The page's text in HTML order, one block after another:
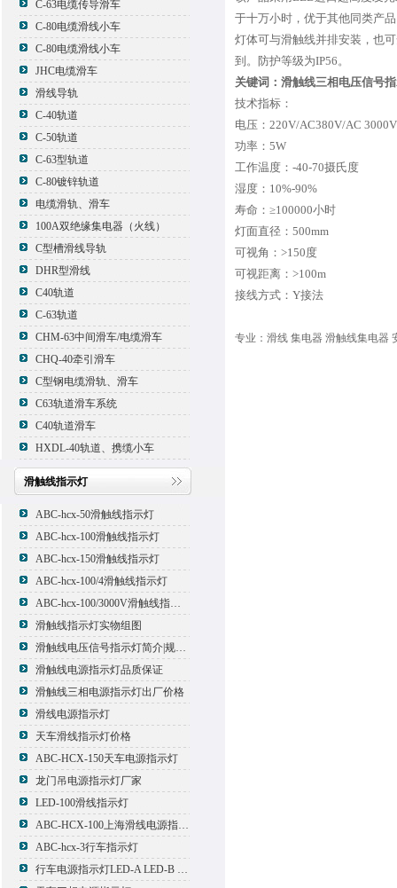
C-63电缆传导滑车
C-80电缆滑线小车
C-80电缆滑线小车
JHC电缆滑车
滑线导轨
C-40轨道
C-50轨道
C-63型轨道
C-80镀锌轨道
电缆滑轨、滑车
100A双绝缘集电器（火线）
C型槽滑线导轨
DHR型滑线
C40轨道
C-63轨道
CHM-63中间滑车/电缆滑车
CHQ-40牵引滑车
C型钢电缆滑轨、滑车
C63轨道滑车系统
C40轨道滑车
HXDL-40轨道、携缆小车
滑触线指示灯
ABC-hcx-50滑触线指示灯
ABC-hcx-100滑触线指示灯
ABC-hcx-150滑触线指示灯
ABC-hcx-100/4滑触线指示灯
ABC-hcx-100/3000V滑触线指示灯
滑触线指示灯实物组图
滑触线电压信号指示灯简介|规格|型号
滑触线电源指示灯品质保证
滑触线三相电源指示灯出厂价格
滑线电源指示灯
天车滑线指示灯价格
ABC-HCX-150天车电源指示灯
龙门吊电源指示灯厂家
LED-100滑线指示灯
ABC-HCX-100上海滑线电源指示灯厂家
ABC-hcx-3行车指示灯
行车电源指示灯LED-A LED-B LED-C
于十万小时，优于其他同类产
灯体可与滑触线并排安装，也
到。防护等级为IP56。
关键词：滑触线三相电压信号
技术指标：
电压：220V/AC380V/AC
功率：5W
工作温度：-40-70摄氏度
湿度：10%-90%
寿命：≥100000小时
灯面直径：500mm
可视角：>150度
可视距离：>100m
接线方式：Y接法
专业：滑线 集电器 滑触线集电器